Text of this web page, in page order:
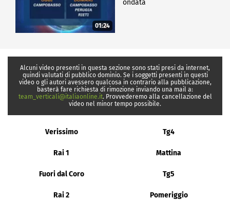
01:24
ondata
Alcuni video presenti in questa sezione sono stati presi da internet,
quindi valutati di pubblico dominio. Se i soggetti presenti in questi
video o gli autori avessero qualcosa in contrario alla pubblicazione,
basterà fare richiesta di rimozione inviando una mail a:
team_verticali@italiaonline.it. Provvederemo alla cancellazione del
video nel minor tempo possibile.
Verissimo Tg4
Rai 1 Mattina
Fuori dal Coro Tg5
Rai 2 Pomeriggio